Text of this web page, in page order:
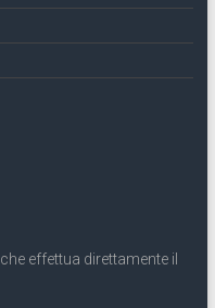
effettua direttamente il